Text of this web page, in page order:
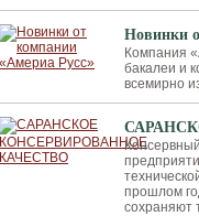
Новинки
Компания
бакалеи и
всемирно
прошлом
сохраняют